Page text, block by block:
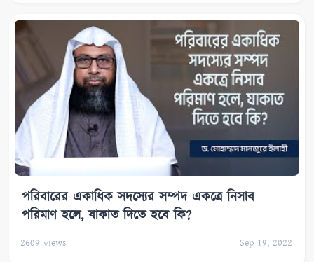
পরিবারের একাধিক সদস্যের সম্পদ একত্রে নিসাব
পরিমাণ হলে, যাকাত দিতে হবে কি?
2609 views Sep 19, 2022